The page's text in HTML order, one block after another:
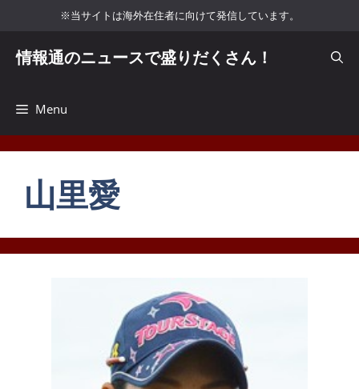
キ
※当サイトは海外在住者に向けて発信しています。
情報通のニュースで盛りだくさん！
Menu
山里愛